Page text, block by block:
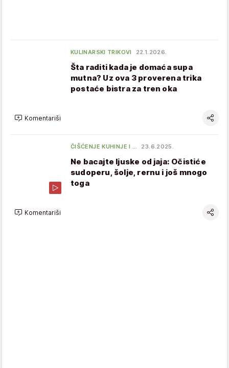
KULINARSKI TRIKOVI 22.1.2026.
Šta raditi kada je domaća supa
mutna? Uz ova 3 proverena trika
postaće bistra za tren oka
Komentariši
ČIŠĆENJE KUHINJE I … 23.6.2025.
Ne bacajte ljuske od jaja: Očistiće
sudoperu, šolje, rernu i još mnogo
toga
Komentariši